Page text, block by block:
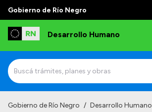
Gobierno de Río Negro
Desarrollo Humano
Gobierno de Río Negro / Desarrollo Humano